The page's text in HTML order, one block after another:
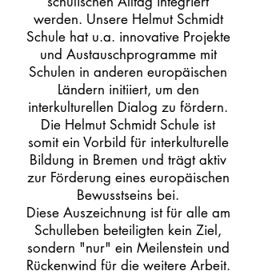
werden. Unsere Helmut Schmidt
Schule hat u.a. innovative Projekte
und Austauschprogramme mit
Schulen in anderen europäischen
Ländern initiiert, um den
interkulturellen Dialog zu fördern.
Die Helmut Schmidt Schule ist
somit ein Vorbild für interkulturelle
Bildung in Bremen und trägt aktiv
zur Förderung eines europäischen
Bewusstseins bei.
Diese Auszeichnung ist für alle am
Schulleben beteiligten kein Ziel,
sondern "nur" ein Meilenstein und
Rückenwind für die weitere Arbeit.